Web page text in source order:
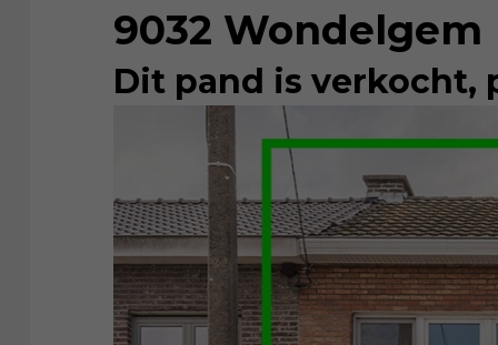
9032 Wondelgem
Dit pand is verkocht,